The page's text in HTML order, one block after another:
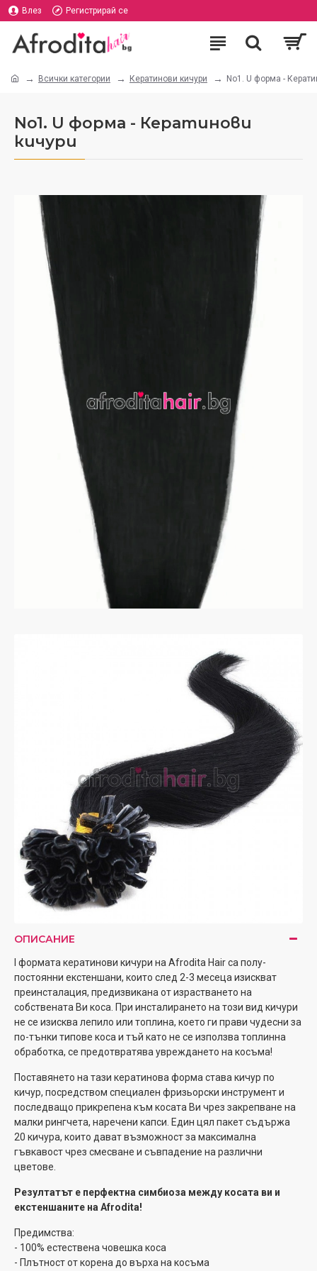
Влез Регистрирай се
Всички категории Кератинови кичури No1. U форма -
No1. U форма - Кератинови
кичури
ОПИСАНИЕ
I формата кератинови кичури на Afrodita Hair са полу-
постоянни екстеншани, които след 2-3 месеца изискват
преинсталация, предизвикана от израстването на
собствената Ви коса. При инсталирането на този вид кичури
не се изисква лепило или топлина, което ги прави чудесни за
по-тънки типове коса и тъй като не се използва топлинна
обработка, се предотвратява увреждането на косъма!
Поставянето на тази кератинова форма става кичур по
кичур, посредством специален фризьорски инструмент и
последващо прикрепена към косата Ви чрез закрепване на
малки рингчета, наречени капси. Един цял пакет съдържа
20 кичура, които дават възможност за максимална
гъвкавост чрез смесване и съвпадение на различни
цветове.
Резултатът е перфектна симбиоза между косата ви и
екстеншаните на Afrodita!
Предимства:
- 100% естествена човешка коса
- Плътност от корена до върха на косъма